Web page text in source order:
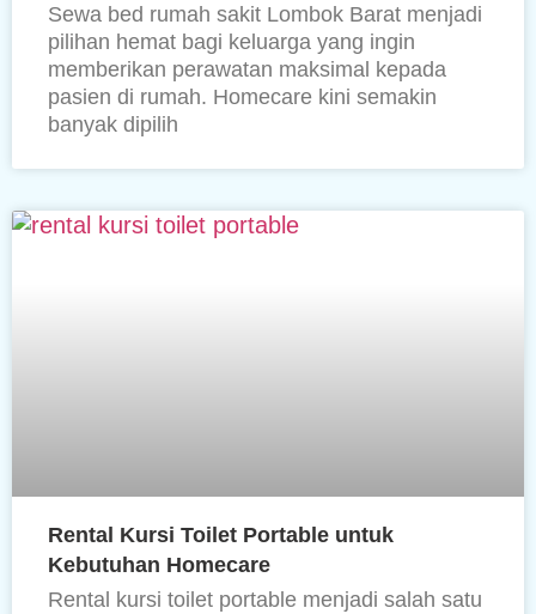
Sewa bed rumah sakit Lombok Barat menjadi
pilihan hemat bagi keluarga yang ingin
memberikan perawatan maksimal kepada
pasien di rumah. Homecare kini semakin
banyak dipilih
Rental Kursi Toilet Portable untuk
Kebutuhan Homecare
Rental kursi toilet portable menjadi salah satu